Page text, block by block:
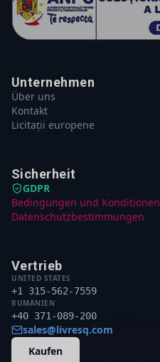
Unternehmen
Über uns
Kontakt
Licitații europene
Sicherheit
GDPR
Bedingungen und Konditionen
Datenschutzbestimmungen
Vertrieb
UNITED STATES
+1 315-562-7559
RUMÄNIEN
+40 371-089-200
sales@livresq.com
Kaufen